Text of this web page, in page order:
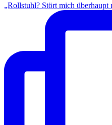
„Rollstuhl? Stört mich überhaupt